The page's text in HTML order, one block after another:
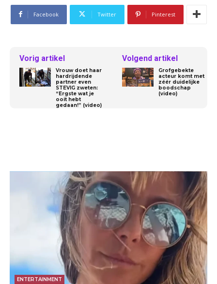
Facebook Twitter Pinterest
Vorig artikel
Vrouw doet haar
hardrijdende
partner even
STEVIG zweten:
“Ergste wat je
ooit hebt
gedaan!” (video)
Volgend artikel
Grofgebekte
acteur komt met
zéér duidelijke
boodschap
(video)
ENTERTAINMENT